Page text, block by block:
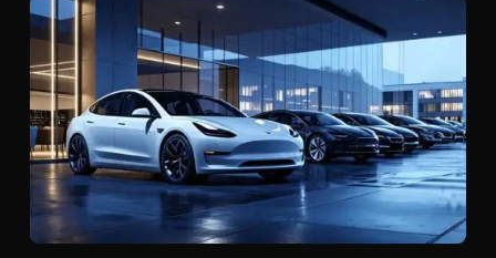
allt du behöver
veta för
problemfri
vinterkörning.